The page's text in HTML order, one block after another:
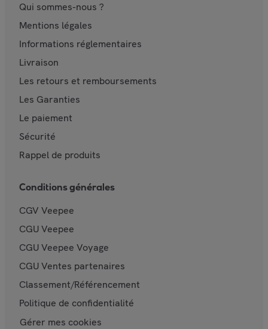
Qui sommes-nous ?
Mentions légales
Informations réglementaires
Livraison
Les retours et remboursements
Les Garanties
Le paiement
Sécurité
Rappel de produits
Conditions générales
CGV Veepee
CGU Veepee
CGU Veepee Voyage
CGU Ventes partenaires
Classement/Référencement
Politique de confidentialité
Gérer mes cookies